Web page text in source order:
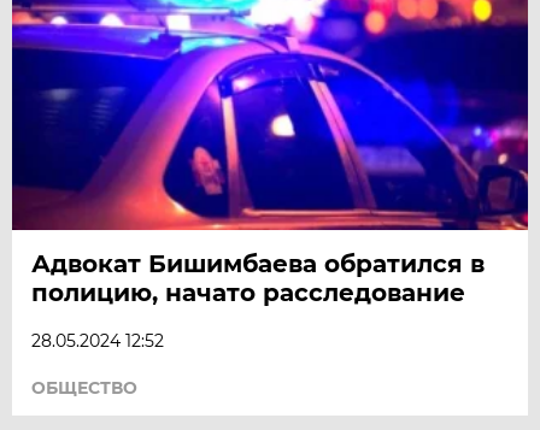
Адвокат Бишимбаева обратился в
полицию, начато расследование
28.05.2024 12:52
ОБЩЕСТВО